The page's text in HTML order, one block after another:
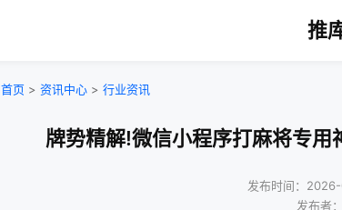
推
首页 > 资讯中心 > 行业资讯
牌势精解!微信小程序打麻将专
发布时间：
发布者